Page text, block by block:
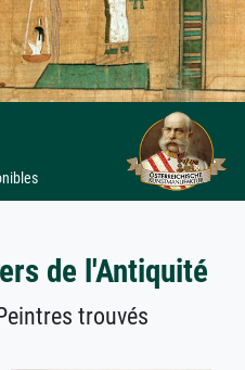
de l'Antiquité
trouvés